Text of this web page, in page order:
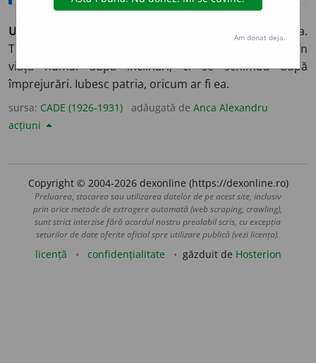
UBI BENE, IBI PATRIA
) = Unde-i bine, acolo e patria.
Termen întrebuințat pentru cei cari nu se conduc în
viață numai după înclinări, ci se schimbă după
împrejurări. Iubesc patria, oricum ar fi ea.
sursa: CADE (1926-1931) adăugată de Anca Alexandru
acțiuni
Copyright © 2004-2026 dexonline (https://dexonline.ro)
Preluarea, stocarea sau utilizarea datelor de pe acest site, inclusiv
prin orice metode de extragere automată (web scraping, crawling),
sunt strict interzise fără acordul nostru prealabil scris, cu excepția
seturilor de date oferite oficial spre utilizare publică (vezi licența).
licență confidențialitate găzduit de Hosterion
Am donat deja.